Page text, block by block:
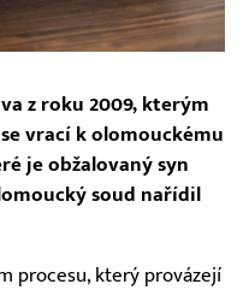
z roku 2009, kterým
vrací k olomouckému
je obžalovaný syn
soud nařídil
procesu, který provázejí